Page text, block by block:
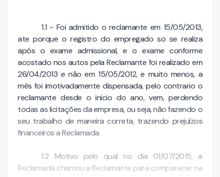
1.1 - Foi admitido o reclamante em 15/05/2013,
ate porque o registro do empregado so se realiza
após o exame admissional, e o exame conforme
acostado nos autos pela Reclamante foi realizado em
26/04/2013 e não em 15/05/2012, e muito menos, a
mês foi imotivadamente dispensada, pelo contrario o
reclamante desde o inicio do ano, vem, perdendo
todas as licitações da empresa, ou seja, não fazendo o
seu trabalho de maneira correta, trazendo prejuízos
financeiros a Reclamada.
1.2 Motivo pelo qual no dia 01/07/2015, a
Reclamada chamou a Reclamante para comparecer na